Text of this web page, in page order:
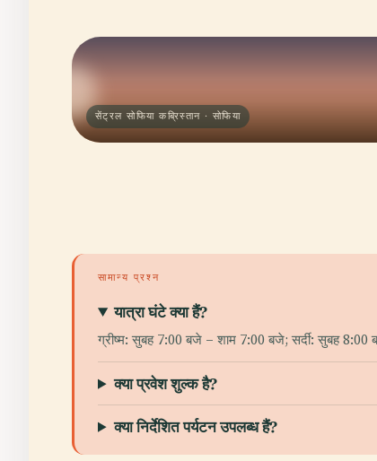
सेंट्रल सोफिया कब्रिस्तान · सोफिया
सामान्य प्रश्न
यात्रा घंटे क्या हैं?
ग्रीष्म: सुबह 7:00 बजे – शाम 7:00 बजे; सर्दी: सुबह
क्या प्रवेश शुल्क है?
क्या निर्देशित पर्यटन उपलब्ध हैं?